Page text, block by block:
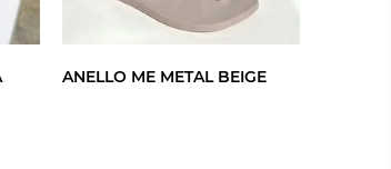
ANELLO ME METAL BEIGE